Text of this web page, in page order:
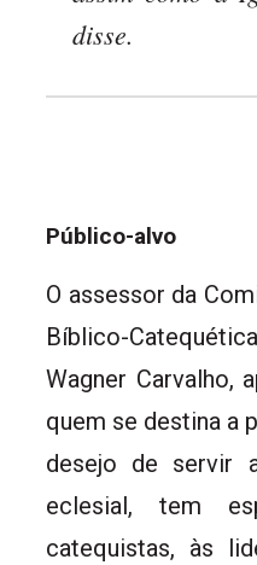
disse.
Público-alvo
O assessor da
Bíblico-
Wagner Carvalho,
quem se destina a
desejo de servir
eclesial, tem
catequistas, às